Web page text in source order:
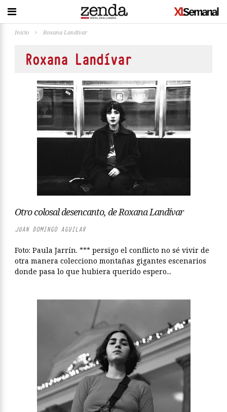
Inicio > Roxana Landívar
Roxana Landívar
Otro colosal desencanto, de Roxana Landívar
JUAN DOMINGO AGUILAR
Foto: Paula Jarrín. *** persigo el conflicto no sé vivir de
otra manera colecciono montañas gigantes escenarios
donde pasa lo que hubiera querido espero...